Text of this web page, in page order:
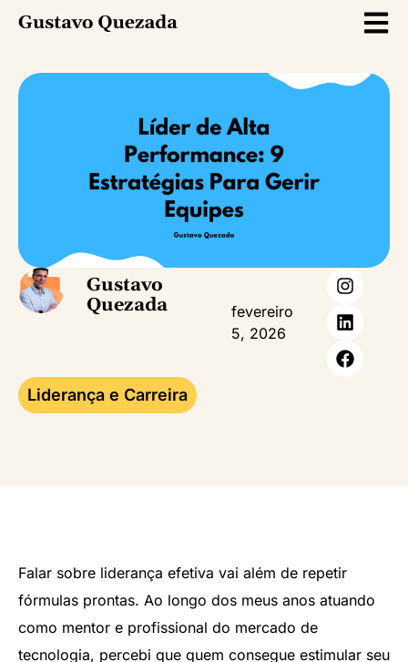
Gustavo
Quezada
fevereiro
5, 2026
Liderança e Carreira
Falar sobre liderança efetiva vai além de repetir
fórmulas prontas. Ao longo dos meus anos atuando
como mentor e profissional do mercado de
tecnologia, percebi que quem consegue estimular seu